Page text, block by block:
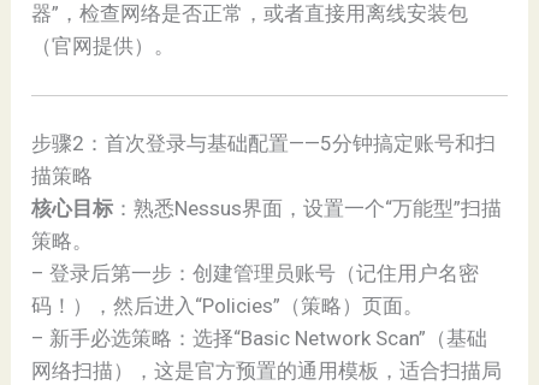
器”，检查网络是否正常，或者直接用离线安装包
（官网提供）。
步骤2：首次登录与基础配置——5分钟搞定账号和扫
描策略
核心目标 ：熟悉Nessus界面，设置一个“万能型”扫描
策略。
– 登录后第一步：创建管理员账号（记住用户名密
码！），然后进入“Policies”（策略）页面。
– 新手必选策略：选择“Basic Network Scan”（基础
网络扫描），这是官方预置的通用模板，适合扫描局